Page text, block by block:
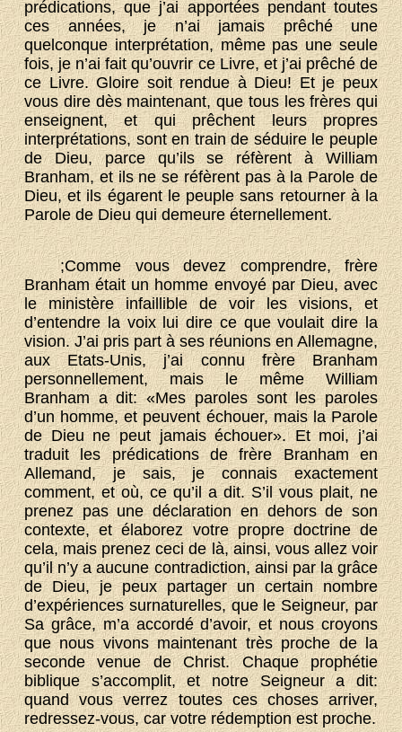
prédications, que j’ai apportées pendant toutes
ces années, je n’ai jamais prêché une
quelconque interprétation, même pas une seule
fois, je n’ai fait qu’ouvrir ce Livre, et j’ai prêché de
ce Livre. Gloire soit rendue à Dieu! Et je peux
vous dire dès maintenant, que tous les frères qui
enseignent, et qui prêchent leurs propres
interprétations, sont en train de séduire le peuple
de Dieu, parce qu’ils se réfèrent à William
Branham, et ils ne se réfèrent pas à la Parole de
Dieu, et ils égarent le peuple sans retourner à la
Parole de Dieu qui demeure éternellement.
;Comme vous devez comprendre, frère
Branham était un homme envoyé par Dieu, avec
le ministère infaillible de voir les visions, et
d’entendre la voix lui dire ce que voulait dire la
vision. J’ai pris part à ses réunions en Allemagne,
aux Etats-Unis, j’ai connu frère Branham
personnellement, mais le même William
Branham a dit: «Mes paroles sont les paroles
d’un homme, et peuvent échouer, mais la Parole
de Dieu ne peut jamais échouer». Et moi, j’ai
traduit les prédications de frère Branham en
Allemand, je sais, je connais exactement
comment, et où, ce qu’il a dit. S’il vous plait, ne
prenez pas une déclaration en dehors de son
contexte, et élaborez votre propre doctrine de
cela, mais prenez ceci de là, ainsi, vous allez voir
qu’il n’y a aucune contradiction, ainsi par la grâce
de Dieu, je peux partager un certain nombre
d’expériences surnaturelles, que le Seigneur, par
Sa grâce, m’a accordé d’avoir, et nous croyons
que nous vivons maintenant très proche de la
seconde venue de Christ. Chaque prophétie
biblique s’accomplit, et notre Seigneur a dit:
quand vous verrez toutes ces choses arriver,
redressez-vous, car votre rédemption est proche.